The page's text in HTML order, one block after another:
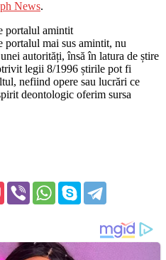
News.
portalul amintit
portalul mai sus amintit, nu
autorități, însă în latura de știre
legii 8/1996 știrile pot fi
nefiind opere sau lucrări ce
deontologic oferim sursa